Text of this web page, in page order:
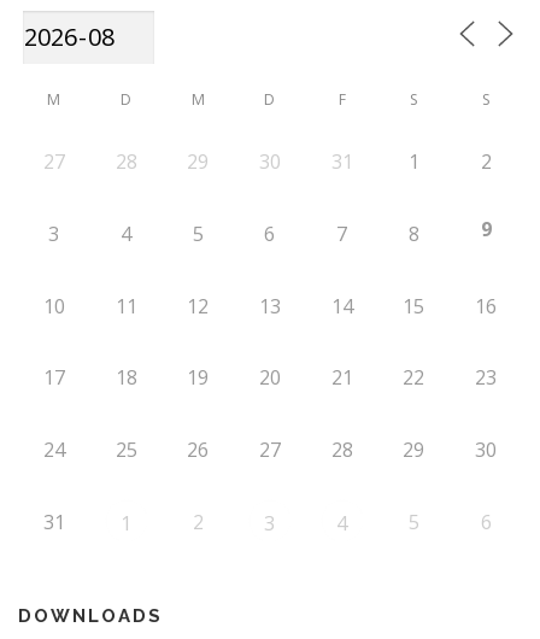
M D M D F S S
27 28 29 30 31 1 2
3 4 5 6 7 8 9
10 11 12 13 14 15 16
17 18 19 20 21 22 23
24 25 26 27 28 29 30
31 1 2 3 4 5 6
DOWNLOADS